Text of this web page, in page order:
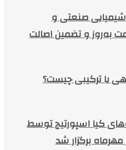
شیمیایی صنعتی و
به‌روز و تضمین اصالت
یا ترکیبی چیست؟
کیا اسپورتیج توسط
برگزار شد